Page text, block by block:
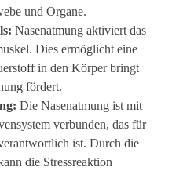
und Organe.
Nasenatmung aktiviert das
Dies ermöglicht eine
in den Körper bringt
fördert.
Die Nasenatmung ist mit
verbunden, das für
ist. Durch die
die Stressreaktion